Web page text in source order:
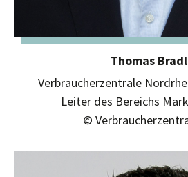
Thomas
Verbraucherzentrale
Leiter des Bereichs
©